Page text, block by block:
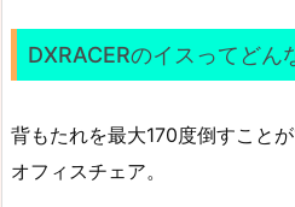
DXRACERのイスってどん
背もたれを最大170度倒すこと
オフィスチェア。